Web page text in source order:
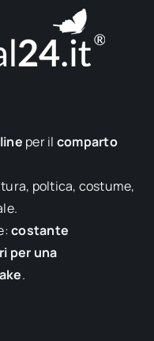
per il comparto
poltica, costume,
costante
per una
.